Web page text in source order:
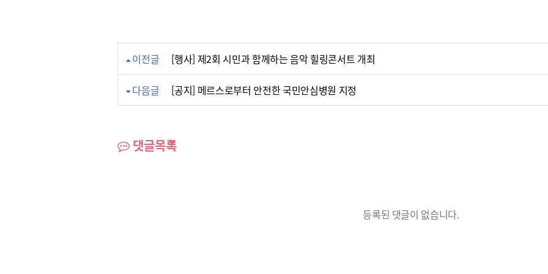
이전글 [행사] 제2회 시민과 함께하는 음악 힐링콘서트 개최
다음글 [공지] 메르스로부터 안전한 국민안심병원 지정
댓글목록
등록된 댓글이 없습니다.